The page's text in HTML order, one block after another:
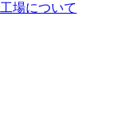
場について